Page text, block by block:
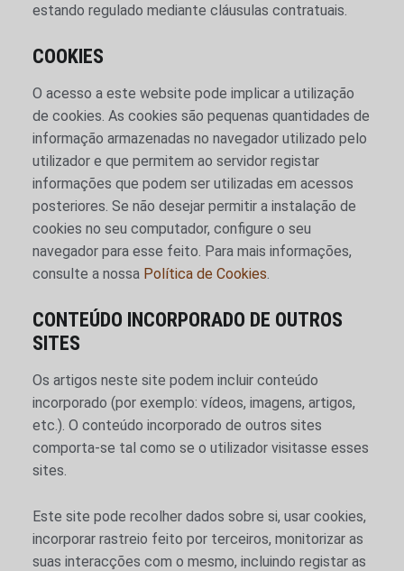
estando regulado mediante cláusulas contratuais.
COOKIES
O acesso a este website pode implicar a utilização
de cookies. As cookies são pequenas quantidades de
informação armazenadas no navegador utilizado pelo
utilizador e que permitem ao servidor registar
informações que podem ser utilizadas em acessos
posteriores. Se não desejar permitir a instalação de
cookies no seu computador, configure o seu
navegador para esse feito. Para mais informações,
consulte a nossa Política de Cookies.
CONTEÚDO INCORPORADO DE OUTROS
SITES
Os artigos neste site podem incluir conteúdo
incorporado (por exemplo: vídeos, imagens, artigos,
etc.). O conteúdo incorporado de outros sites
comporta-se tal como se o utilizador visitasse esses
sites.
Este site pode recolher dados sobre si, usar cookies,
incorporar rastreio feito por terceiros, monitorizar as
suas interacções com o mesmo, incluindo registar as